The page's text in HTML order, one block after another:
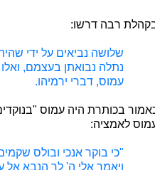
רבה דרשו:
שלושה נביאים על ידי
נתלה נבואתן בעצמם,
עמוס, דברי ירמיהו.
בכותרת היה עמוס
לאמציה:
"כי בוקר אנכי ובולס
ויאמר אלי ה' לך הנבא אל